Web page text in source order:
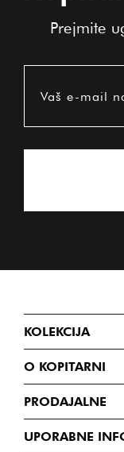
Prejmite
Vaš e-mail
KOLEKCIJA
O KOPITARNI
PRODAJALNE
UPORABNE